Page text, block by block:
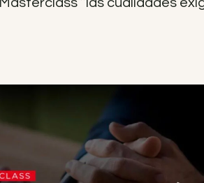
Masterclass ’’las cualidades